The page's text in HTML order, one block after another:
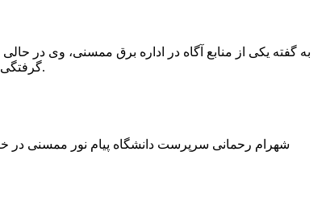
به گفته یکی از منابع آگاه در اداره برق ممسنی، وی در
گرفتگی شدید شد و جهت درمان به شیراز انتقال یافت.به گفته این منبع آگاه ؛ متاسفانه هر دو دست این نیروی کار به دلیل سوختگی شدید قطع شده است.